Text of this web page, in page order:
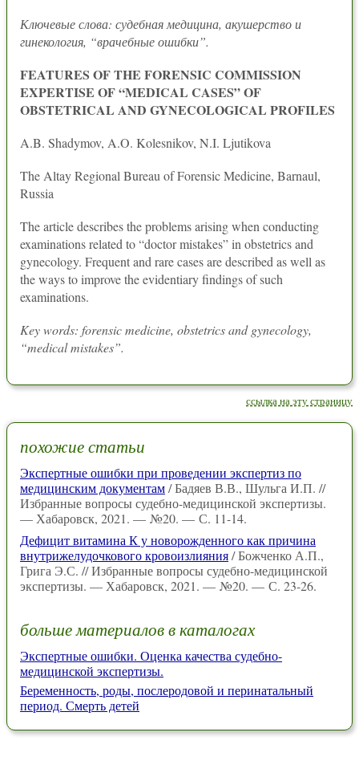
Ключевые слова: судебная медицина, акушерство и
гинекология, “врачебные ошибки”.
FEATURES OF THE FORENSIC COMMISSION
EXPERTISE OF “MEDICAL CASES” OF
OBSTETRICAL AND GYNECOLOGICAL PROFILES
A.B. Shadymov, A.O. Kolesnikov, N.I. Ljutikova
The Altay Regional Bureau of Forensic Medicine, Barnaul,
Russia
The article describes the problems arising when conducting
examinations related to “doctor mistakes” in obstetrics and
gynecology. Frequent and rare cases are described as well as
the ways to improve the evidentiary findings of such
examinations.
Key words: forensic medicine, obstetrics and gynecology,
“medical mistakes”.
ссылка на эту страницу
похожие статьи
Экспертные ошибки при проведении экспертиз по
медицинским документам/ Бадяев В.В., Шульга И.П. //
Избранные вопросы судебно-медицинской экспертизы.
— Хабаровск, 2021. — №20. — С. 11-14.
Дефицит витамина К у новорожденного как причина
внутрижелудочкового кровоизлияния/ Божченко А.П.,
Грига Э.С. // Избранные вопросы судебно-медицинской
экспертизы. — Хабаровск, 2021. — №20. — С. 23-26.
больше материалов в каталогах
Экспертные ошибки. Оценка качества судебно-
медицинской экспертизы.
Беременность, роды, послеродовой и перинатальный
период. Смерть детей